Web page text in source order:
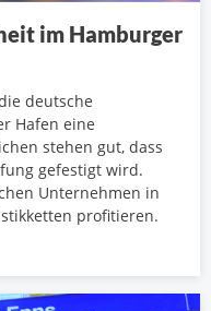
im Hamburger
deutsche
Hafen eine
stehen gut, dass
gefestigt wird.
Unternehmen in
profitieren.